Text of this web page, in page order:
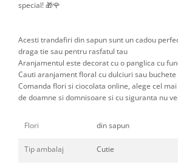
special! 🎁🌹
Acesti trandafiri din sapun sunt un cadou
draga tie sau pentru rasfatul tau
Aranjamentul este decorat cu o panglica cu
Cauti aranjament floral cu dulciuri sau
Comanda flori si ciocolata online, alege cel
de doamne si domnisoare si cu siguranta nu
Flori din sapun
Tip ambalaj Cutie